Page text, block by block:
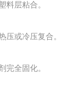
料层粘合。
压或冷压复合。
完全固化。